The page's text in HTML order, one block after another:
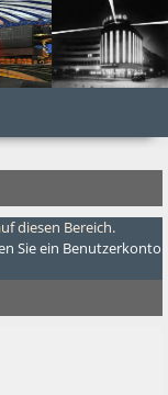
diesen Bereich.
Sie ein Benutzerkonto